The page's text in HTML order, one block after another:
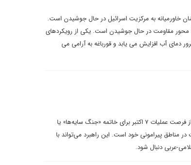
خاورمیانه به مرکزیت اسرائیل در حال جوشیدن است.
مقاومت در حال جوشیدن است. یکی از رویکردهای
دمای آب افزایش می یابد و قورباغه به آرامی می
کوروش احمدی در یادداشتی می نویسد: هدف اسرائیل ظاهرا استفاده از فرصت عملیات ۷ اکتبر برای خاتمه «جنگ سایه‌ها» یا
پیرامونی خود است. این راهبرد می‌تواند با
عربی دنبال شود.